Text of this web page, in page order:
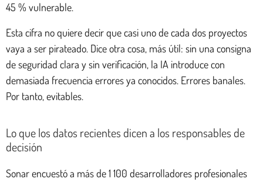
45 % vulnerable.
Esta cifra no quiere decir que casi uno de cada dos proyectos
vaya a ser pirateado. Dice otra cosa, más útil: sin una consigna
de seguridad clara y sin verificación, la IA introduce con
demasiada frecuencia errores ya conocidos. Errores banales.
Por tanto, evitables.
Lo que los datos recientes dicen a los responsables de
decisión
Sonar encuestó a más de 1 100 desarrolladores profesionales